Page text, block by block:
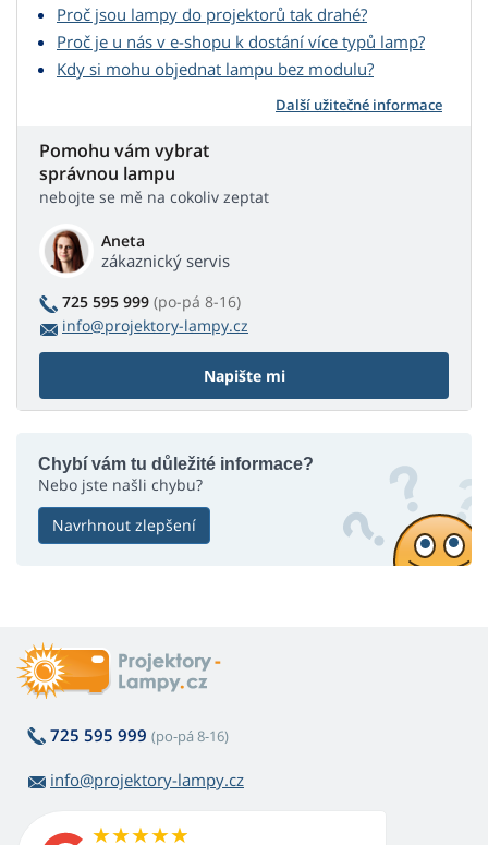
Proč jsou lampy do projektorů tak drahé?
Proč je u nás v e-shopu k dostání více typů lamp?
Kdy si mohu objednat lampu bez modulu?
Další užitečné informace
Pomohu vám vybrat
správnou lampu
nebojte se mě na cokoliv zeptat
Aneta
zákaznický servis
725 595 999 (po-pá 8-16)
info@projektory-lampy.cz
Napište mi
Chybí vám tu důležité informace?
Nebo jste našli chybu?
Navrhnout zlepšení
725 595 999 (po-pá 8-16)
info@projektory-lampy.cz